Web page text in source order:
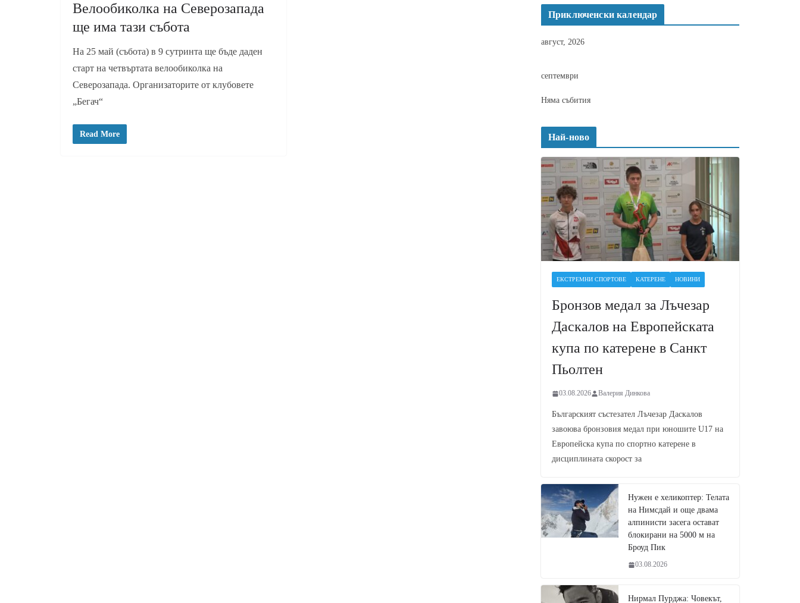
Велообиколка на Северозапада
ще има тази събота
На 25 май (събота) в 9 сутринта ще бъде даден
старт на четвъртата велообиколка на
Северозапада. Организаторите от клубовете
„Бегач“
Read More
Приключенски календар
август, 2026
септември
Няма събития
Най-ново
ЕКСТРЕМНИ СПОРТОВЕ КАТЕРЕНЕ НОВИНИ
Бронзов медал за Лъчезар
Даскалов на Европейската
купа по катерене в Санкт
Пьолтен
03.08.2026 Валерия Динкова
Българският състезател Лъчезар Даскалов
завоюва бронзовия медал при юношите U17 на
Европейска купа по спортно катерене в
дисциплината скорост за
Нужен е хеликоптер: Телата
на Нимсдай и още двама
алпинисти засега остават
блокирани на 5000 м на
Броуд Пик
03.08.2026
Нирмал Пурджа: Човекът,